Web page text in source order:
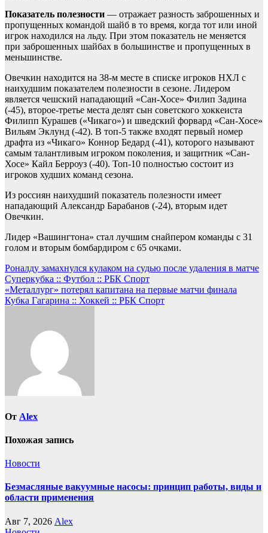
Показатель полезности — отражает разность заброшенных и
пропущенных командой шайб в то время, когда тот или иной
игрок находился на льду. При этом показатель не меняется
при заброшенных шайбах в большинстве и пропущенных в
меньшинстве.
Овечкин находится на 38-м месте в списке игроков НХЛ с
наихудшим показателем полезности в сезоне. Лидером
является чешский нападающий «Сан-Хосе» Филип Задина
(-45), второе-третье места делят сын советского хоккеиста
Филипп Курашев («Чикаго») и шведский форвард «Сан-Хосе»
Вильям Эклунд (-42). В топ-5 также входят первый номер
драфта из «Чикаго» Коннор Бедард (-41), которого называют
самым талантливым игроком поколения, и защитник «Сан-
Хосе» Кайл Берроуз (-40). Топ-10 полностью состоит из
игроков худших команд сезона.
Из россиян наихудший показатель полезности имеет
нападающий Александр Барабанов (-24), вторым идет
Овечкин.
Лидер «Вашингтона» стал лучшим снайпером команды с 31
голом и вторым бомбардиром с 65 очками.
Навигация
по
записям
Роналду замахнулся кулаком на судью после удаления в матче
Суперкубка :: Футбол :: РБК Спорт
«Металлург» потерял капитана на первые матчи финала
Кубка Гагарина :: Хоккей :: РБК Спорт
От Alex
Похожая запись
Новости
Безмасляные вакуумные насосы: принцип работы, виды и
области применения
Авг 7, 2026 Alex